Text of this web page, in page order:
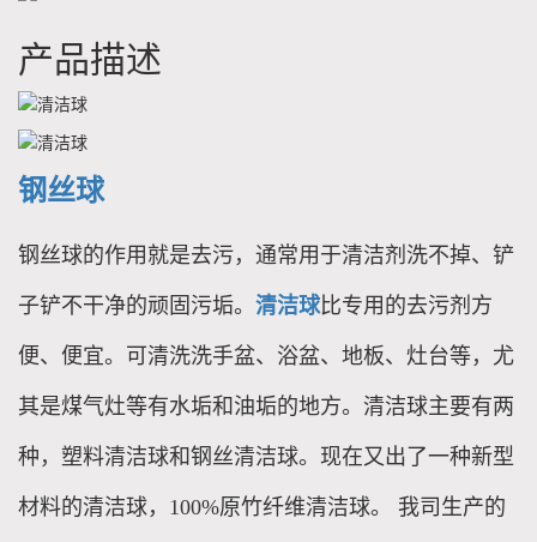
产品描述
钢丝球
钢丝球的作用就是去污，通常用于清洁剂洗不掉、铲
子铲不干净的顽固污垢。 清洁球比专用的去污剂方
便、便宜。可清洗洗手盆、浴盆、地板、灶台等，尤
其是煤气灶等有水垢和油垢的地方。清洁球主要有两
种，塑料清洁球和钢丝清洁球。现在又出了一种新型
材料的清洁球，100%原竹纤维清洁球。 我司生产的